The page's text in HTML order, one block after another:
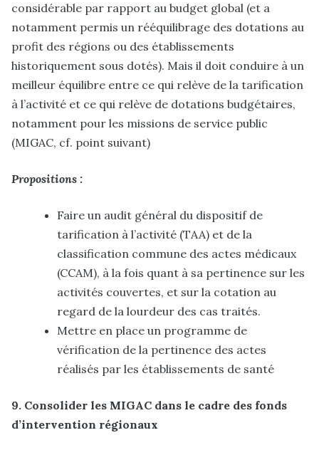
considérable par rapport au budget global (et a
notamment permis un rééquilibrage des dotations au
profit des régions ou des établissements
historiquement sous dotés). Mais il doit conduire à un
meilleur équilibre entre ce qui relève de la tarification
à l’activité et ce qui relève de dotations budgétaires,
notamment pour les missions de service public
(MIGAC, cf. point suivant)
Propositions :
Faire un audit général du dispositif de
tarification à l’activité (TAA) et de la
classification commune des actes médicaux
(CCAM), à la fois quant à sa pertinence sur les
activités couvertes, et sur la cotation au
regard de la lourdeur des cas traités.
Mettre en place un programme de
vérification de la pertinence des actes
réalisés par les établissements de santé
9. Consolider les MIGAC dans le cadre des fonds
d’intervention régionaux